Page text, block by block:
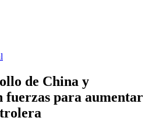
de China y
fuerzas para aumentar